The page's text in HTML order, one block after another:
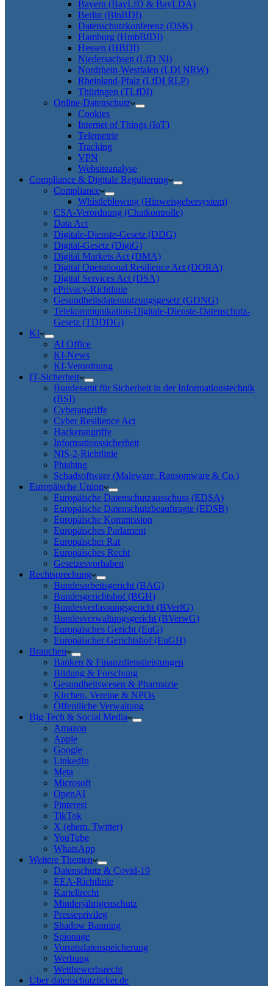
Bayern (BayLfD & BayLDA)
Berlin (BlnBDI)
Datenschutzkonferenz (DSK)
Hamburg (HmbBfDI)
Hessen (HBDI)
Niedersachsen (LfD NI)
Nordrhein-Westfalen (LDI NRW)
Rheinland-Pfalz (LfDI RLP)
Thüringen (TLfDI)
Online-Datenschutz
Cookies
Internet of Things (IoT)
Telemetrie
Tracking
VPN
Websiteanalyse
Compliance & Digitale Regulierung
Compliance
Whistleblowing (Hinweisgebersystem)
CSA-Verordnung (Chatkontrolle)
Data Act
Digitale-Dienste-Gesetz (DDG)
Digital-Gesetz (DigiG)
Digital Markets Act (DMA)
Digital Operational Resilience Act (DORA)
Digital Services Act (DSA)
ePrivacy-Richtlinie
Gesundheitsdatennutzungsgesetz (GDNG)
Telekommunikation-Digitale-Dienste-Datenschutz-
Gesetz (TDDDG)
KI
AI Office
KI-News
KI-Verordnung
IT-Sicherheit
Bundesamt für Sicherheit in der Informationstechnik
(BSI)
Cyberangriffe
Cyber Resilience Act
Hackerangriffe
Informationssicherheit
NIS-2-Richtlinie
Phishing
Schadsoftware (Maleware, Ransomware & Co.)
Europäische Union
Europäische Datenschutzausschuss (EDSA)
Europäische Datenschutzbeauftragte (EDSB)
Europäische Kommission
Europäisches Parlament
Europäischer Rat
Europäisches Recht
Gesetzesvorhaben
Rechtsprechung
Bundesarbeitsgericht (BAG)
Bundesgerichtshof (BGH)
Bundesverfassungsgericht (BVerfG)
Bundesverwaltungsgericht (BVerwG)
Europäisches Gericht (EuG)
Europäischer Gerichtshof (EuGH)
Branchen
Banken & Finanzdienstleistungen
Bildung & Forschung
Gesundheitswesen & Pharmazie
Kirchen, Vereine & NPOs
Öffentliche Verwaltung
Big Tech & Social Media
Amazon
Apple
Google
LinkedIn
Meta
Microsoft
OpenAI
Pinterest
TikTok
X (ehem. Twitter)
YouTube
WhatsApp
Weitere Themen
Datenschutz & Covid-19
EEA-Richtlinie
Kartellrecht
Minderjährigenschutz
Presseprivileg
Shadow Banning
Spionage
Vorratsdatenspeicherung
Werbung
Wettbewerbsrecht
Über datenschutzticker.de